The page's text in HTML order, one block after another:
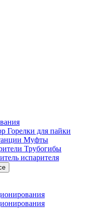
Горелки для пайки
Муфты
Трубогибы
испарителя